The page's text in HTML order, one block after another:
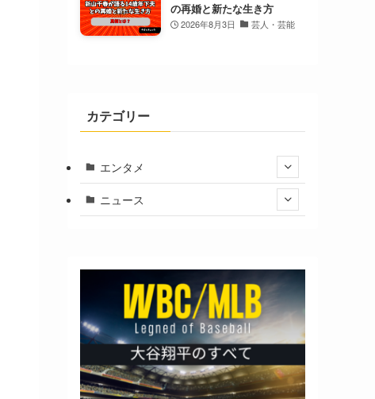
の再婚と新たな生き方
2026年8月3日 芸人・芸能
カテゴリー
エンタメ
ニュース